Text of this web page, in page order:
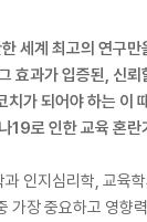
세계 최고의 연구
효과가 입증된, 신
치가 되어야 하는 이
19로 인한 교육 혼
인지심리학, 교육
가장 중요하고 영향